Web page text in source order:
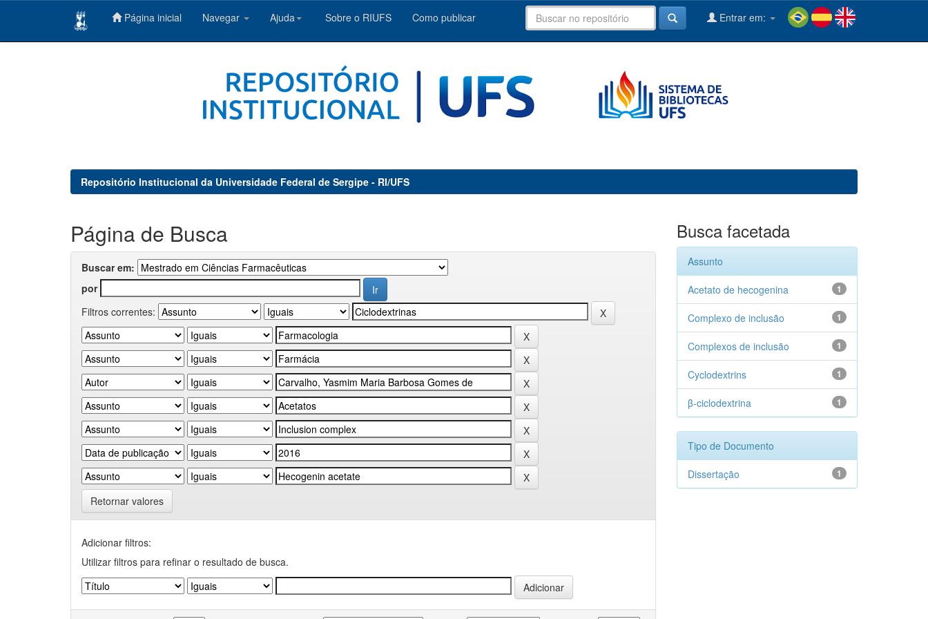
Página inicial Navegar Ajuda Sobre o RIUFS Como publicar Entrar em:
Repositório Institucional da Universidade Federal de Sergipe - RI/UFS
Página de Busca
Buscar em:
por
Filtros correntes:
Retornar valores
Adicionar filtros:
Utilizar filtros para refinar o resultado de busca.
Busca facetada
Assunto
1
Acetato de hecogenina
1
Complexo de inclusão
1
Complexos de inclusão
1
Cyclodextrins
1
β-ciclodextrina
Tipo de Documento
1
Dissertação